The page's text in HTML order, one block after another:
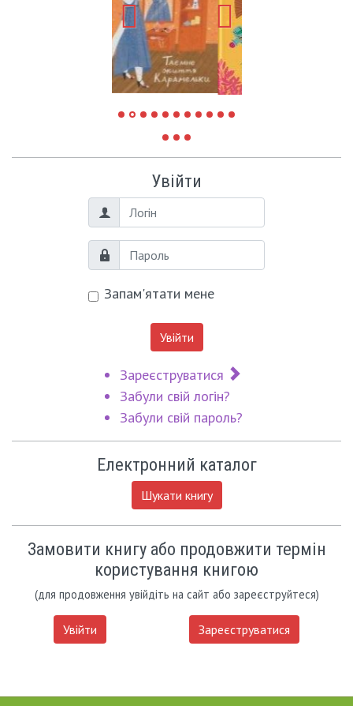
Увійти
Логін
Пароль
Запам'ятати мене
Увійти
Зареєструватися
Забули свій логін?
Забули свій пароль?
Електронний каталог
Шукати книгу
Замовити книгу або продовжити термін
користування книгою
(для продовження увійдіть на сайт або зареєструйтеся)
Увійти Зареєструватися